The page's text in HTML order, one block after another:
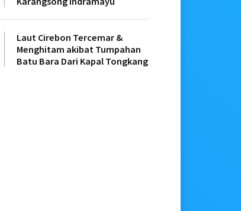
Laut Cirebon Tercemar &
Menghitam akibat Tumpahan
Batu Bara Dari Kapal Tongkang